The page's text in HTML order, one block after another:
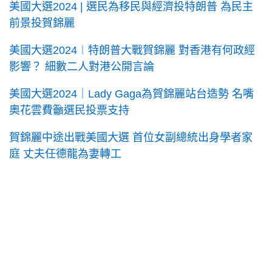
美國大選2024 | 選民為移民與經濟投特朗普 為民主
前景投賀錦麗
美國大選2024︱特朗普大戰賀錦麗 對香港有何政經
影響？ 細數二人對港公開言論
美國大選2024｜Lady Gaga為賀錦麗站台造勢 名嘴
奧花雲費籲選民投票支持
賀錦麗中途出戰美國大選 首位女副總統出身學者家
庭 丈夫任德龍為妻轉工